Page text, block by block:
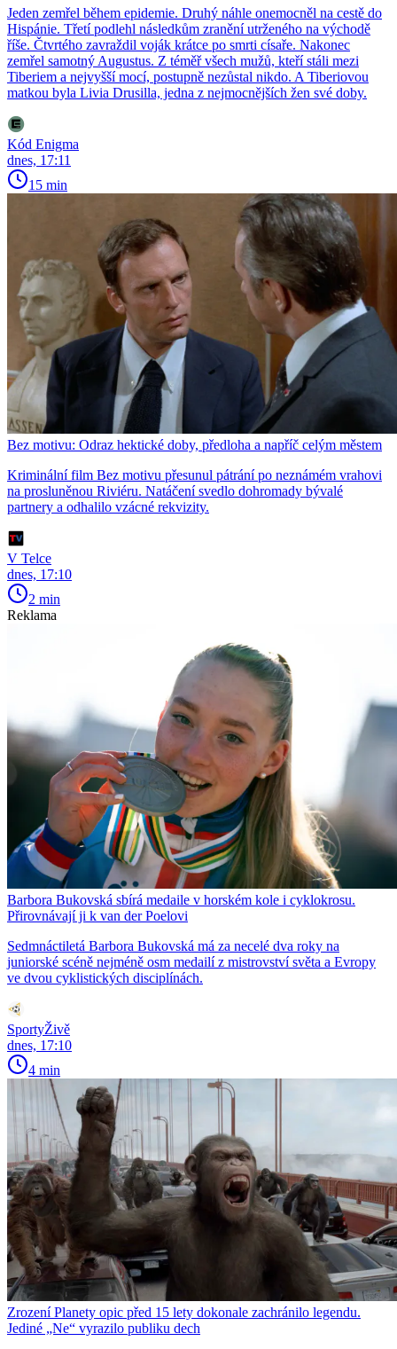
Jeden zemřel během epidemie. Druhý náhle onemocněl na cestě do
Hispánie. Třetí podlehl následkům zranění utrženého na východě
říše. Čtvrtého zavraždil voják krátce po smrti císaře. Nakonec
zemřel samotný Augustus. Z téměř všech mužů, kteří stáli mezi
Tiberiem a nejvyšší mocí, postupně nezůstal nikdo. A Tiberiovou
matkou byla Livia Drusilla, jedna z nejmocnějších žen své doby.
Kód Enigma
dnes, 17:11
15 min
Bez motivu: Odraz hektické doby, předloha a napříč celým městem
Kriminální film Bez motivu přesunul pátrání po neznámém vrahovi
na prosluněnou Riviéru. Natáčení svedlo dohromady bývalé
partnery a odhalilo vzácné rekvizity.
V Telce
dnes, 17:10
2 min
Reklama
Barbora Bukovská sbírá medaile v horském kole i cyklokrosu.
Přirovnávají ji k van der Poelovi
Sedmnáctiletá Barbora Bukovská má za necelé dva roky na
juniorské scéně nejméně osm medailí z mistrovství světa a Evropy
ve dvou cyklistických disciplínách.
SportyŽivě
dnes, 17:10
4 min
Zrození Planety opic před 15 lety dokonale zachránilo legendu.
Jediné „Ne“ vyrazilo publiku dech